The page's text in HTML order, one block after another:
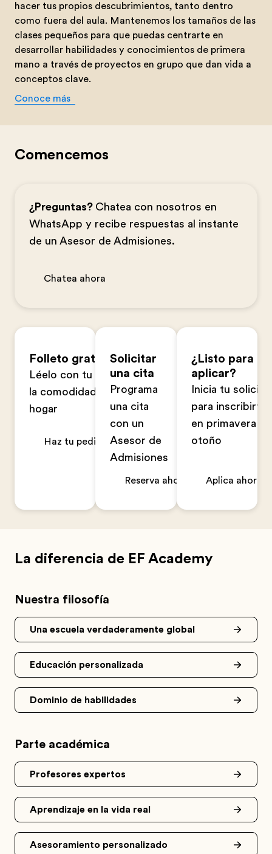
hacer tus propios descubrimientos, tanto dentro
como fuera del aula. Mantenemos los tamaños de las
clases pequeños para que puedas centrarte en
desarrollar habilidades y conocimientos de primera
mano a través de proyectos en grupo que dan vida a
conceptos clave.
Conoce más
Comencemos
¿Preguntas? Chatea con nosotros en
WhatsApp y recibe respuestas al instante
de un Asesor de Admisiones.
Chatea ahora
Folleto gratuito
Léelo con tu familia en
la comodidad de tu
hogar
Haz tu pedido ahora
Solicitar
una cita
Programa
una cita
con un
Asesor de
Admisiones
Reserva ahora
¿Listo para
aplicar?
Inicia tu
para inscribirte
en primavera u
otoño
Aplica ahora
La diferencia de EF Academy
Nuestra filosofía
Una escuela verdaderamente global
Educación personalizada
Dominio de habilidades
Parte académica
Profesores expertos
Aprendizaje en la vida real
Asesoramiento personalizado